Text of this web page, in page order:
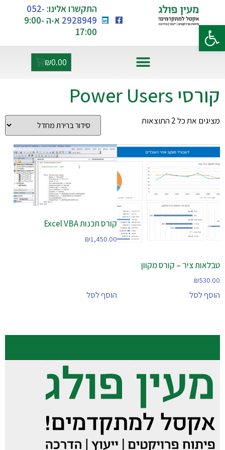
פתח סרגל נגישות
התקשרו אלינו: 052-
2928949
א-ה 9:00-
17:00
₪0.00
קורסי Power Users
מציגים את כל ⁦2⁩ התוצאות
טבלאות ציר – קורס מקוון
₪530.00
הוסף לסל
קורס תכנות Excel VBA
₪1,450.00
הוסף לסל